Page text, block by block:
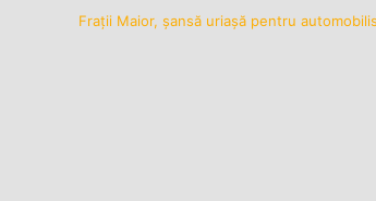
Navigare
Frații Maior, șansă uriașă pentru